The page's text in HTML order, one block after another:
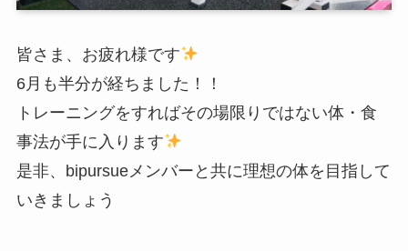
皆さま、お疲れ様です
6月も半分が経ちました！！
トレーニングをすればその場限りではない体・食
事法が手に入ります
是非、bipursueメンバーと共に理想の体を目指して
いきましょう